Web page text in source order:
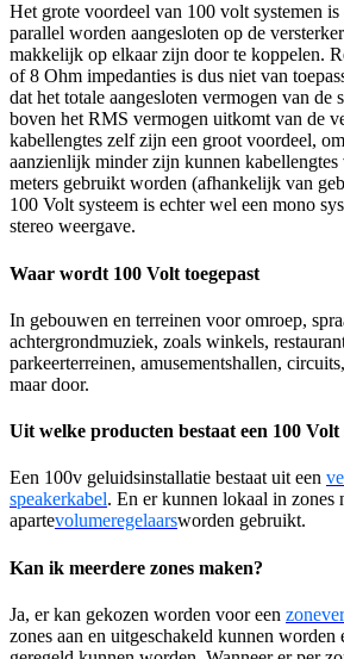
Het grote voordeel van 100 volt systemen is
parallel worden aangesloten op de
makkelijk op elkaar zijn door te koppelen.
of 8 Ohm impedanties is dus niet van
dat het totale aangesloten vermogen van de
boven het RMS vermogen uitkomt van de
kabellengtes zelf zijn een groot voordeel,
aanzienlijk minder zijn kunnen kabellengtes
meters gebruikt worden (afhankelijk van
100 Volt systeem is echter wel een mono
stereo weergave.
Waar wordt 100 Volt toegepast
In gebouwen en terreinen voor omroep,
achtergrondmuziek, zoals winkels,
parkeerterreinen, amusementshallen,
maar door.
Uit welke producten bestaat een 100 Volt
Een 100v geluidsinstallatie bestaat uit een
speakerkabel. En er kunnen lokaal in zones
apartevolumeregelaarsworden gebruikt.
Kan ik meerdere zones maken?
Ja, er kan gekozen worden voor een
zones aan en uitgeschakeld kunnen